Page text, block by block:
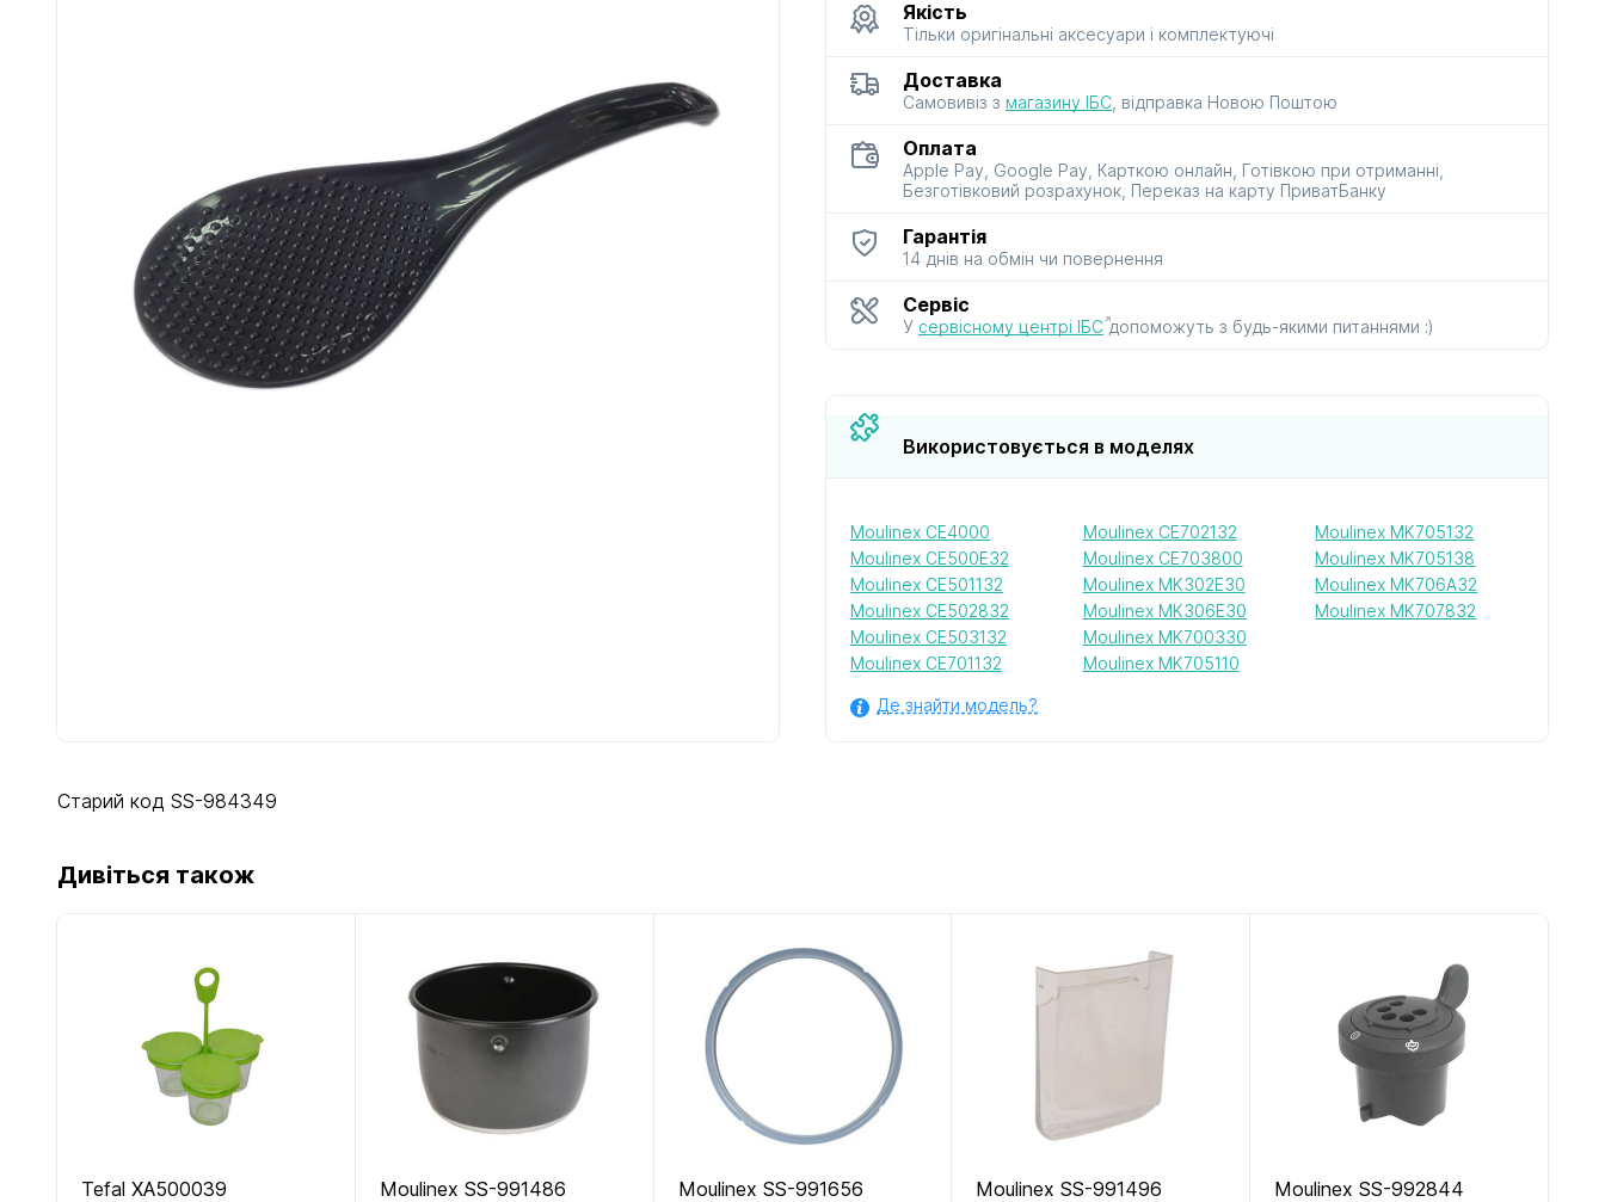
і скороварок
і сушарок
до соковитискачів
до тостерів
і фритюрниць
до чайників
Якість
Тільки оригінальні аксесуари і комплектуючі
Доставка
Самовивіз з магазину ІБС, відправка Новою Поштою
Оплата
Apple Pay, Google Pay, Карткою онлайн, Готівкою при отриманні,
Безготівковий розрахунок, Переказ на карту ПриватБанку
Гарантія
14 днів на обмін чи повернення
Сервіс
У сервісному центрі ІБСдопоможуть з будь-якими питаннями :)
Використовується в моделях
Moulinex CE4000
Moulinex CE500E32
Moulinex CE501132
Moulinex CE502832
Moulinex CE503132
Moulinex CE701132
Moulinex CE702132
Moulinex CE703800
Moulinex MK302E30
Moulinex MK306E30
Moulinex MK700330
Moulinex MK705110
Moulinex MK705132
Moulinex MK705138
Moulinex MK706A32
Moulinex MK707832
Де знайти модель?
Старий код SS-984349
Дивіться також
Tefal XA500039 Moulinex SS-991486 Moulinex SS-991656 Moulinex SS-991496 Moulinex SS-992844